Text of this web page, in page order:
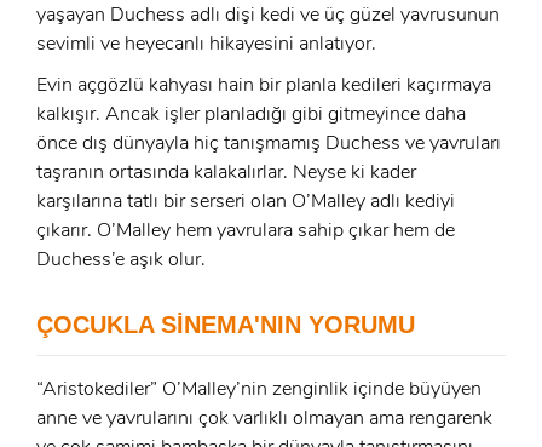
GIRIŞ YAP
x
ÜYE OL
E-Posta:
yaşayan Duchess adlı dişi kedi ve üç güzel yavrusunun
sevimli ve heyecanlı hikayesini anlatıyor.
Evin açgözlü kahyası hain bir planla kedileri kaçırmaya
kalkışır. Ancak işler planladığı gibi gitmeyince daha
önce dış dünyayla hiç tanışmamış Duchess ve yavruları
taşranın ortasında kalakalırlar. Neyse ki kader
karşılarına tatlı bir serseri olan O’Malley adlı kediyi
çıkarır. O’Malley hem yavrulara sahip çıkar hem de
Duchess’e aşık olur.
ÇOCUKLA SİNEMA'NIN YORUMU
“Aristokediler” O’Malley’nin zenginlik içinde büyüyen
anne ve yavrularını çok varlıklı olmayan ama rengarenk